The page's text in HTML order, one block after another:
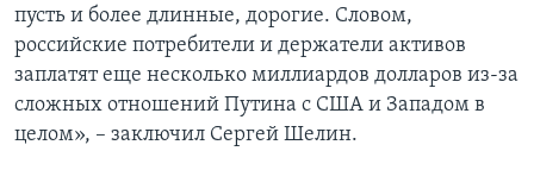
пусть и более длинные, дорогие. Словом,
российские потребители и держатели активов
заплатят еще несколько миллиардов долларов из-за
сложных отношений Путина с США и Западом в
целом», – заключил Сергей Шелин.